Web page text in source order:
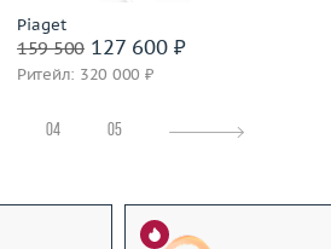
Piaget
159 500127 600 ₽
Ритейл: 320 000 ₽
04 05